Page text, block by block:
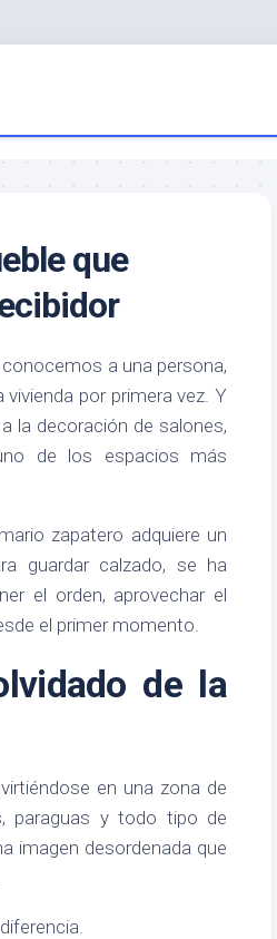
que
a una persona,
por primera vez. Y
la decoración de salones,
de los espacios más
zapatero adquiere un
guardar calzado, se ha
el orden, aprovechar el
el primer momento.
de la
en una zona de
paraguas y todo tipo de
imagen desordenada que